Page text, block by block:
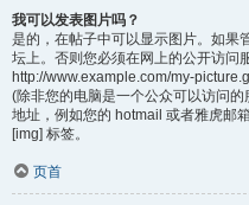
我可以发表图片吗？
是的，在帖子中可以显示图片。如果
坛上。否则您必须在网上的公开访问
http://www.example.com/my-
(除非您的电脑是一个公众可以访问
地址，例如您的 hotmail 或者雅虎邮
[img] 标签。
页首